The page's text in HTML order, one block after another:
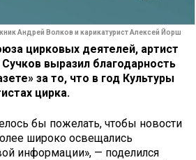
Андрей Волков и карикатурист Алексей Йорш
цирковых деятелей, артист
выразил благодарность
за то, что в год Культуры
цирка.
бы пожелать, чтобы новости
широко освещались
информации», — поделился